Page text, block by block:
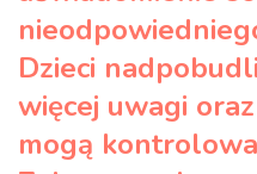
Dzieci
więcej uwagi
mogą